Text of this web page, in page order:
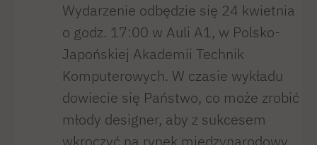
Wydarzenie odbędzie się 24 kwietnia
o godz. 17:00 w Auli A1, w Polsko-
Japońskiej Akademii Technik
Komputerowych. W czasie wykładu
dowiecie się Państwo, co może zrobić
młody designer, aby z sukcesem
wkroczyć na rynek międzynarodowy.